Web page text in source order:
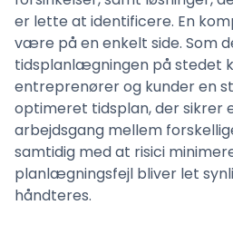
er lette at identificere. En
være på en enkelt side. Som
tidsplanlægningen på stedet
entreprenører og kunder en
optimeret tidsplan, der sikrer
arbejdsgang mellem
samtidig med at risici
planlægningsfejl bliver let
håndteres.